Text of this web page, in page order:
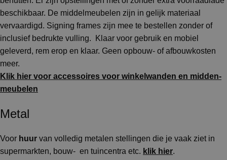
beschikbaar. De middelmeubelen zijn in gelijk materiaal
vervaardigd. Signing frames zijn mee te bestellen zonder of
inclusief bedrukte vulling. Klaar voor gebruik en mobiel
geleverd, rem erop en klaar. Geen opbouw- of afbouwkosten
meer.
Klik hier voor accessoires voor winkelwanden en midden-
meubelen
Metal
Voor huur van volledig metalen stellingen die je vaak ziet in
supermarkten, bouw- en tuincentra etc. klik hier.